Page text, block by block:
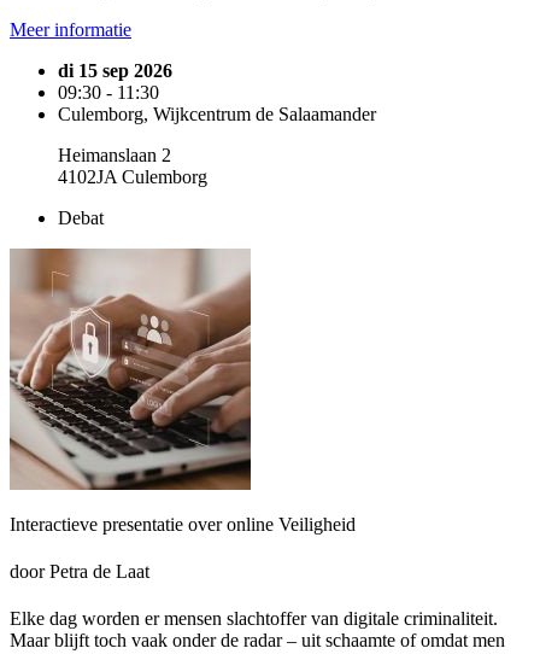
Meer informatie
di 15 sep 2026
09:30 - 11:30
Culemborg, Wijkcentrum de Salaamander
Heimanslaan 2
4102JA Culemborg
Debat
Interactieve presentatie over online Veiligheid
door Petra de Laat
Elke dag worden er mensen slachtoffer van digitale criminaliteit.
Maar blijft toch vaak onder de radar – uit schaamte of omdat men